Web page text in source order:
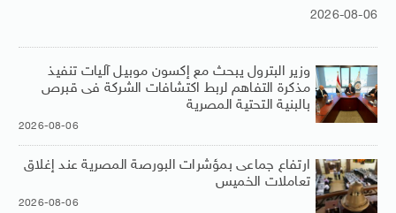
2026-08-06
وزير البترول يبحث مع إكسون موبيل آليات تنفيذ
مذكرة التفاهم لربط اكتشافات الشركة فى قبرص
بالبنية التحتية المصرية
2026-08-06
ارتفاع جماعى بمؤشرات البورصة المصرية عند إغلاق
تعاملات الخميس
2026-08-06